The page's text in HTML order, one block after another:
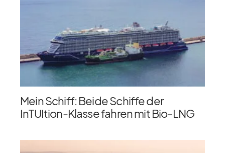
Mein Schiff: Beide Schiffe der
InTUItion-Klasse fahren mit Bio-LNG